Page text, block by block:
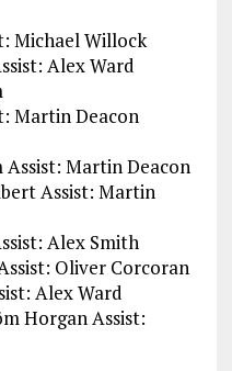
Michael Willock
Alex Ward
Martin Deacon
Assist: Martin Deacon
Assist: Martin
Alex Smith
Oliver Corcoran
Alex Ward
Horgan Assist: